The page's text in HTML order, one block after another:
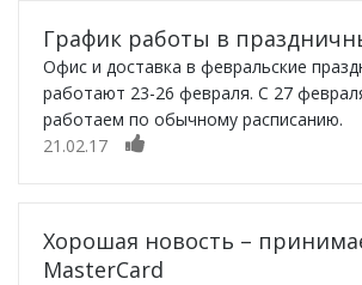
График работы в
Офис и доставка в февральские
работают 23-26 февраля. С 27
работаем по обычному расписанию.
21.02.17
Хорошая новость –
MasterCard